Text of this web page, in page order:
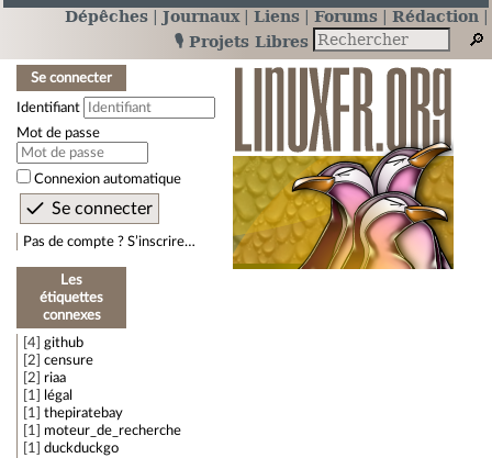
Dépêches Journaux Liens Forums
Rédaction
🎙️ Projets Libres
Se connecter
Identifiant
Mot de passe
Connexion automatique
Pas de compte ? S’inscrire…
Les
étiquettes
connexes
4
github
2
censure
2
riaa
1
légal
1
thepiratebay
1
moteur_de_recherche
1
duckduckgo